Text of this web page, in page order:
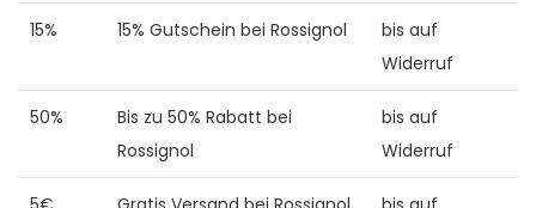
15% 15% Gutschein bei Rossignol
bis auf
Widerruf
50%
Bis zu 50% Rabatt bei
Rossignol
bis auf
Widerruf